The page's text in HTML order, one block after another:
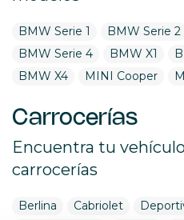
BMW Serie 1 BMW Serie 2
BMW Serie 4
BMW X1
BMW X4
MINI Cooper
Carrocerías
Encuentra tu
carrocerías
Berlina Cabriolet